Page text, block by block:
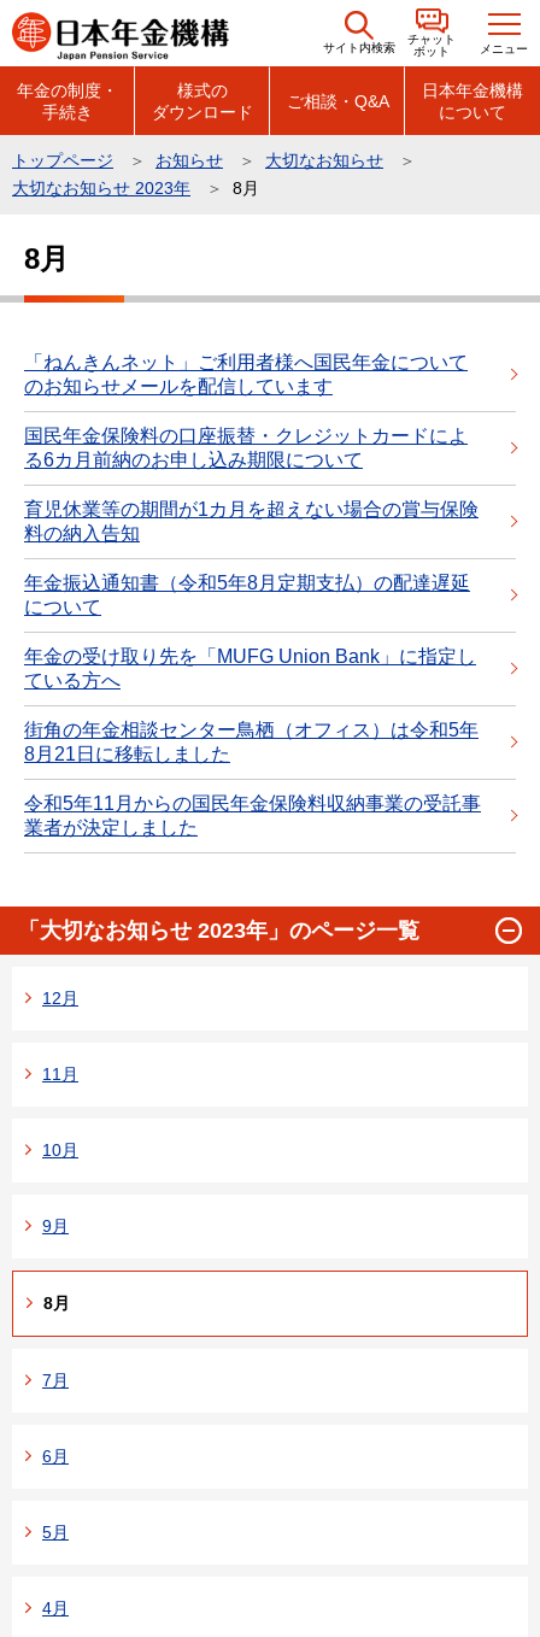
こ
の
す
サイト内検索
チャット
ボット
メニュー
年金の制度・
手続き
様式の
ダウンロード
ご相談・Q&A
日本年金機構
について
トップページ お知らせ
大切なお知らせ
大切なお知らせ 2023年
8月
こ
8月
「ねんきんネット」ご利用者様へ国民年金について
のお知らせメールを配信しています
国民年金保険料の口座振替・クレジットカードによ
る6カ月前納のお申し込み期限について
育児休業等の期間が1カ月を超えない場合の賞与保険
料の納入告知
年金振込通知書（令和5年8月定期支払）の配達遅延
について
年金の受け取り先を「MUFG Union Bank」に指定し
ている方へ
街角の年金相談センター鳥栖（オフィス）は令和5年
8月21日に移転しました
令和5年11月からの国民年金保険料収納事業の受託事
業者が決定しました
「大切なお知らせ 2023年」のページ一覧
12月
11月
10月
9月
8月
7月
6月
5月
4月